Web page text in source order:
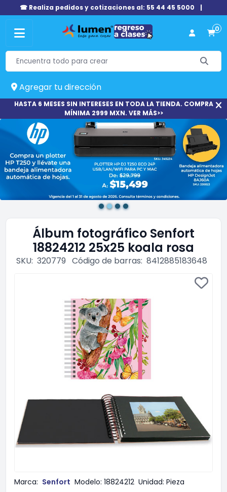
☎ Realiza pedidos y cotizaciones al: 55 44 45 5000 |
0
Agregar tu dirección
HASTA 6 MESES SIN INTERESES EN TODA LA TIENDA. COMPRA
MÍNIMA 2999 MXN. VER MÁS>>
Álbum fotográfico Senfort
18824212 25x25 koala rosa
SKU: 320779 Código de barras: 8412885183648
Marca: Senfort Modelo: 18824212 Unidad: Pieza